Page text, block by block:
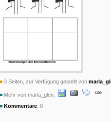
3 Seiten, zur Verfügung gestellt von
Mehr von marla_glen:
Kommentare: 0